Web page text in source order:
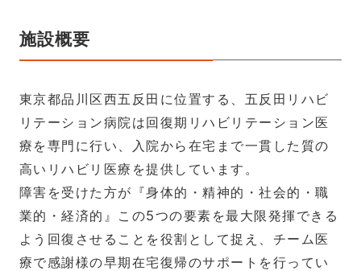
施設概要
東京都品川区西五反田に位置する、五反田リハビ
リテーション病院は回復期リハビリテーション医
療を専門に行い、入院から在宅まで一貫した質の
高いリハビリ医療を提供しています。
障害を受けた方が『身体的・精神的・社会的・職
業的・経済的』この5つの要素を最大限発揮できる
よう回復させることを役割として捉え、チーム医
療で感謝様の早期在宅復帰のサポートを行ってい